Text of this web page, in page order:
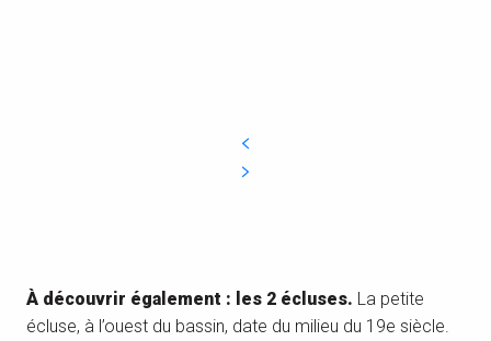
À découvrir également : les 2 écluses. La petite
écluse, à l’ouest du bassin, date du milieu du 19e siècle.